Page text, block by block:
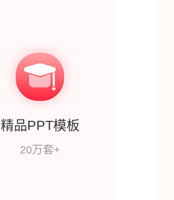
精品PPT模板
20万套+